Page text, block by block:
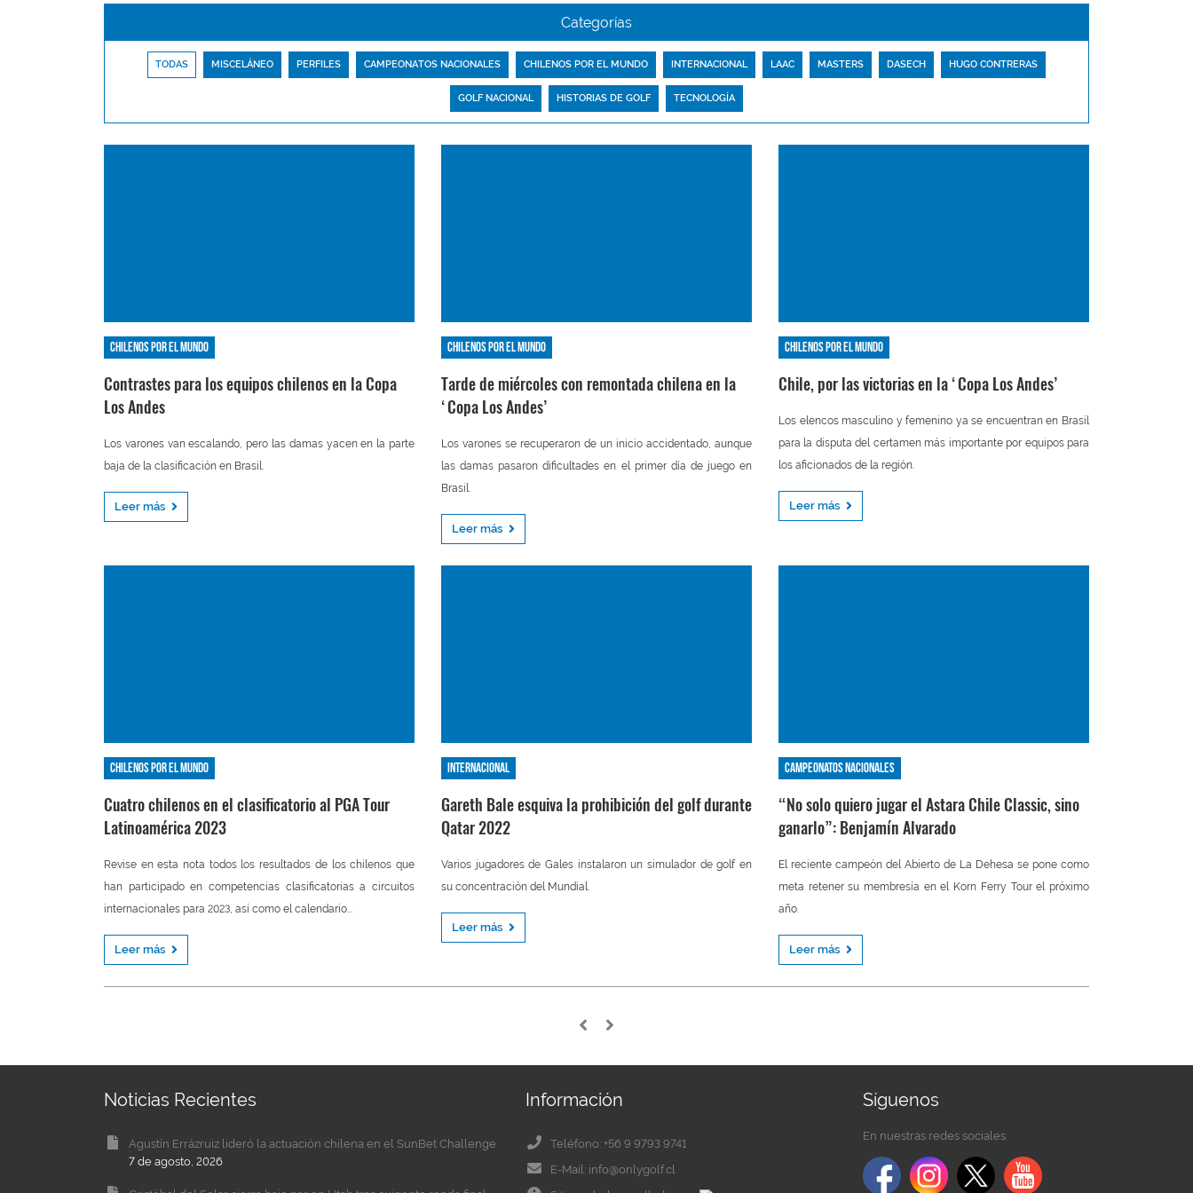
Categorías
TODAS MISCELÁNEO PERFILES CAMPEONATOS NACIONALES CHILENOS POR EL MUNDO INTERNACIONAL LAAC MASTERS DASECH HUGO CONTRERAS
GOLF NACIONAL HISTORIAS DE GOLF TECNOLOGÍA
Chilenos por el mundo
Contrastes para los equipos chilenos en la Copa
Los Andes
Los varones van escalando, pero las damas yacen en la parte
baja de la clasificación en Brasil.
Leer más
Chilenos por el mundo
Tarde de miércoles con remontada chilena en la
‘Copa Los Andes’
Los varones se recuperaron de un inicio accidentado, aunque
las damas pasaron dificultades en el primer día de juego en
Brasil.
Leer más
Chilenos por el mundo
Chile, por las victorias en la ‘Copa Los Andes’
Los elencos masculino y femenino ya se encuentran en Brasil
para la disputa del certamen más importante por equipos para
los aficionados de la región.
Leer más
Chilenos por el mundo
Cuatro chilenos en el clasificatorio al PGA Tour
Latinoamérica 2023
Revise en esta nota todos los resultados de los chilenos que
han participado en competencias clasificatorias a circuitos
internacionales para 2023, así como el calendario...
Leer más
Internacional
Gareth Bale esquiva la prohibición del golf durante
Qatar 2022
Varios jugadores de Gales instalaron un simulador de golf en
su concentración del Mundial.
Leer más
Campeonatos nacionales
“No solo quiero jugar el Astara Chile Classic, sino
ganarlo”: Benjamín Alvarado
El reciente campeón del Abierto de La Dehesa se pone como
meta retener su membresía en el Korn Ferry Tour el próximo
año.
Leer más
Noticias Recientes
Agustín Errázruiz lideró la actuación chilena en el SunBet Challenge
7 de agosto, 2026
Información
Teléfono: +56 9 9793 9741
E-Mail: info@onlygolf.cl
Síguenos
En nuestras redes sociales